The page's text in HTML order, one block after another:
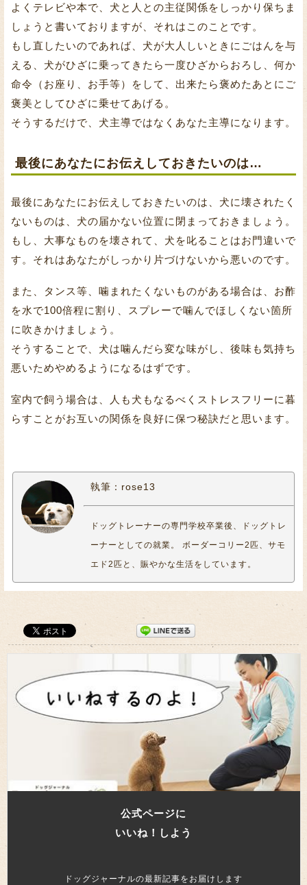
よくテレビや本で、犬と人との主従関係をしっかり保ちま
しょうと書いておりますが、それはこのことです。
もし直したいのであれば、犬が大人しいときにごはんを与
える、犬がひざに乗ってきたら一度ひざからおろし、何か
命令（お座り、お手等）をして、出来たら褒めたあとにご
褒美としてひざに乗せてあげる。
そうするだけで、犬主導ではなくあなた主導になります。
最後にあなたにお伝えしておきたいのは…
最後にあなたにお伝えしておきたいのは、犬に壊されたく
ないものは、犬の届かない位置に閉まっておきましょう。
もし、大事なものを壊されて、犬を叱ることはお門違いで
す。それはあなたがしっかり片づけないから悪いのです。
また、タンス等、噛まれたくないものがある場合は、お酢
を水で100倍程に割り、スプレーで噛んでほしくない箇所
に吹きかけましょう。
そうすることで、犬は噛んだら変な味がし、後味も気持ち
悪いためやめるようになるはずです。
室内で飼う場合は、人も犬もなるべくストレスフリーに暮
らすことがお互いの関係を良好に保つ秘訣だと思います。
執筆：rose13
ドッグトレーナーの専門学校卒業後、ドッグトレ
ーナーとしての就業。 ボーダーコリー2匹、サモ
エド2匹と、賑やかな生活をしています。
公式ページに
いいね！しよう
ドッグジャーナルの最新記事をお届けします